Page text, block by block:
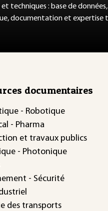
techniques : base de
documentation et expertise
documentaires
- Robotique
- Pharma
et travaux publics
- Photonique
- Sécurité
des transports